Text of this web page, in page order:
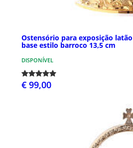
Ostensório para exposição
base estilo barroco 13,5 cm
DISPONÍVEL
€ 99,00